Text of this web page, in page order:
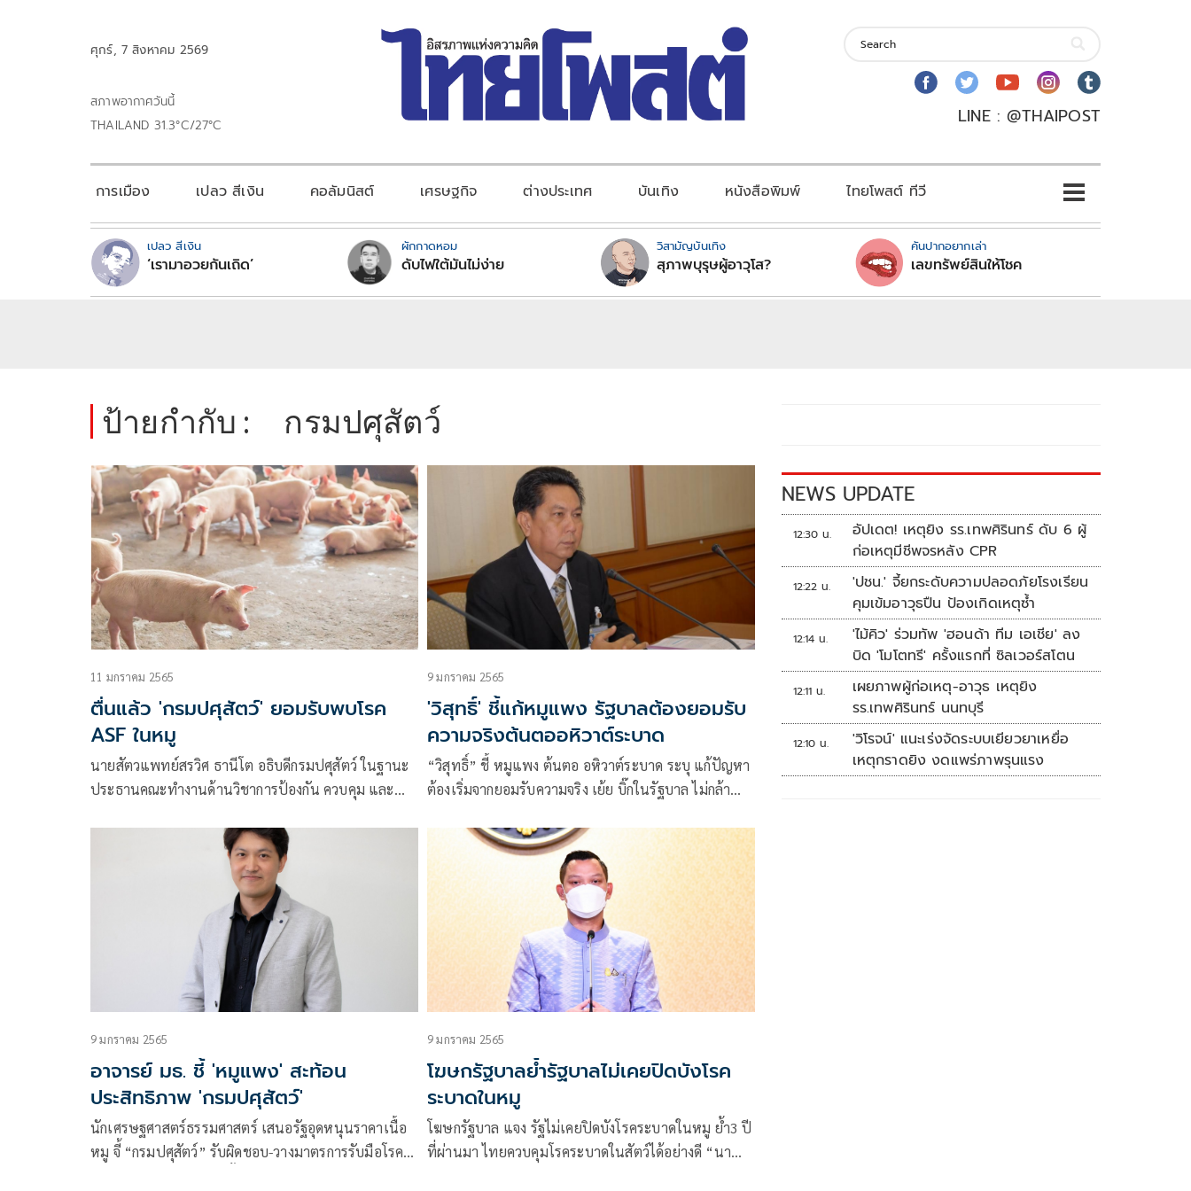
ศุกร์, 7 สิงหาคม 2569
สภาพอากาศวันนี้
THAILAND 31.3°C/27°C
LINE : @THAIPOST
การเมือง เปลว สีเงิน คอลัมนิสต์ เศรษฐกิจ ต่างประเทศ บันเทิง หนังสือพิมพ์ ไทยโพสต์ ทีวี
เปลว สีเงิน
‘เรามาอวยกันเถิด’
ผักกาดหอม
ดับไฟใต้มันไม่ง่าย
วิสามัญบันเทิง
สุภาพบุรุษผู้อาวุโส?
คันปากอยากเล่า
เลขทรัพย์สินให้โชค
ป้ายกำกับ : กรมปศุสัตว์
11 มกราคม 2565
ตื่นแล้ว 'กรมปศุสัตว์' ยอมรับพบโรค
ASF ในหมู
นายสัตวแพทย์สรวิศ ธานีโต อธิบดีกรมปศุสัตว์ ในฐานะ
ประธานคณะทำงานด้านวิชาการป้องกัน ควบคุม และ
ตัวอย่างในเบื้องต้นจากจำนวนทั้งหมด 309 ตัวอย่าง พบ
9 มกราคม 2565
'วิสุทธิ์' ชี้แก้หมูแพง รัฐบาลต้องยอมรับ
ความจริงต้นตออหิวาต์ระบาด
“วิสุทธิ์” ชี้ หมูแพง ต้นตอ อหิวาต์ระบาด ระบุ แก้ปัญหา
ต้องเริ่มจากยอมรับความจริง เย้ย บิ๊กในรัฐบาล ไม่กล้า
9 มกราคม 2565
อาจารย์ มธ. ชี้ 'หมูแพง' สะท้อน
ประสิทธิภาพ 'กรมปศุสัตว์'
นักเศรษฐศาสตร์ธรรมศาสตร์ เสนอรัฐอุดหนุนราคาเนื้อ
หมู จี้ “กรมปศุสัตว์” รับผิดชอบ-วางมาตรการรับมือโรค
9 มกราคม 2565
โฆษกรัฐบาลย้ำรัฐบาลไม่เคยปิดบังโรค
ระบาดในหมู
โฆษกรัฐบาล​ แจง​ รัฐไม่เคยปิดบังโรคระบาดในหมู ย้ำ3 ปี
ที่ผ่านมา ไทยควบคุมโรคระบาดในสัตว์ได้อย่างดี “นา
NEWS UPDATE
12:30 น.
อัปเดต! เหตุยิง รร.เทพศิรินทร์ ดับ 6 ผู้
ก่อเหตุมีชีพจรหลัง CPR
12:22 น.
'ปชน.' จี้ยกระดับความปลอดภัยโรงเรียน
คุมเข้มอาวุธปืน ป้องเกิดเหตุซ้ำ
12:14 น.
'ไม้คิว' ร่วมทัพ 'ฮอนด้า ทีม เอเชีย' ลง
บิด 'โมโตทรี' ครั้งแรกที่ ซิลเวอร์สโตน
12:11 น.
เผยภาพผู้ก่อเหตุ-อาวุธ เหตุยิง
รร.เทพศิรินทร์ นนทบุรี
12:10 น.
'วิโรจน์' แนะเร่งจัดระบบเยียวยาเหยื่อ
เหตุกราดยิง งดแพร่ภาพรุนแรง